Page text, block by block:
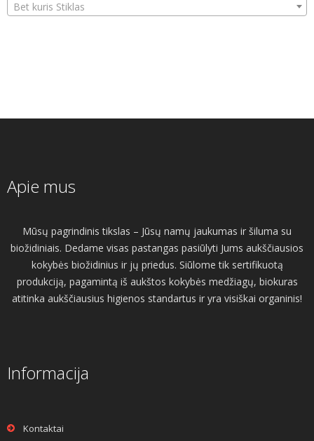
Bet kuris Stiklas
Apie mus
Mūsų pagrindinis tikslas – Jūsų namų jaukumas ir šiluma su
biožidiniais. Dedame visas pastangas pasiūlyti Jums aukščiausios
kokybės biožidinius ir jų priedus. Siūlome tik sertifikuotą
produkciją, pagamintą iš aukštos kokybės medžiagų, biokuras
atitinka aukščiausius higienos standartus ir yra visiškai organinis!
Informacija
Kontaktai